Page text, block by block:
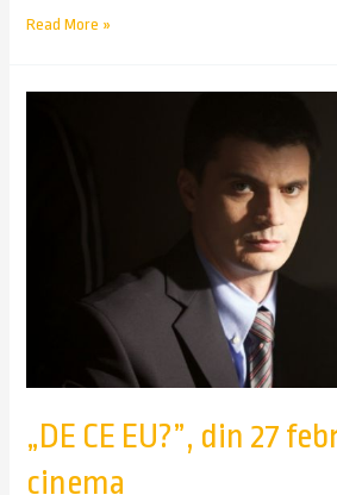
Read More »
„DE CE EU?”, din 27
cinema